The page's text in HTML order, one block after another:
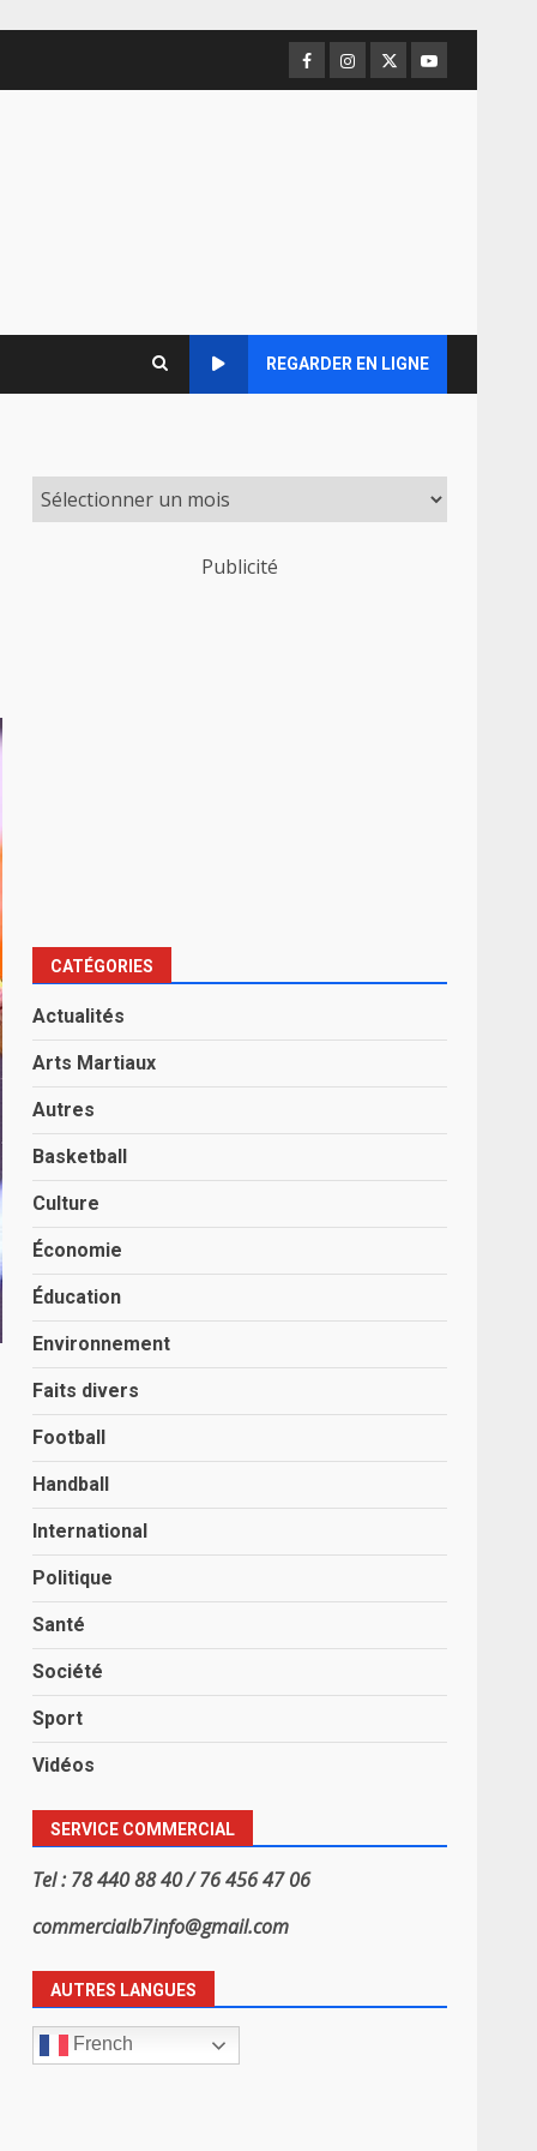
Facebook
Instagram
TwitterYoutube
REGARDER EN LIGNE
Publicité
CATÉGORIES
Actualités
Arts Martiaux
Autres
Basketball
Culture
Économie
Éducation
Environnement
Faits divers
Football
Handball
International
Politique
Santé
Société
Sport
Vidéos
SERVICE COMMERCIAL
Tel : 78 440 88 40 / 76 456 47 06
commercialb7info@gmail.com
AUTRES LANGUES
French